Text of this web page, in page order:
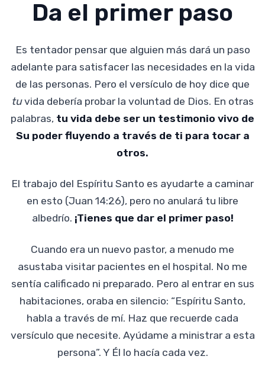
Da el primer paso
Es tentador pensar que alguien más dará un paso
adelante para satisfacer las necesidades en la vida
de las personas. Pero el versículo de hoy dice que
tuvida debería probar la voluntad de Dios. En otras
palabras, tu vida debe ser un testimonio vivo de
Su poder fluyendo a través de ti para tocar a
otros.
El trabajo del Espíritu Santo es ayudarte a caminar
en esto (Juan 14:26), pero no anulará tu libre
albedrío. ¡Tienes que dar el primer paso!
Cuando era un nuevo pastor, a menudo me
asustaba visitar pacientes en el hospital. No me
sentía calificado ni preparado. Pero al entrar en sus
habitaciones, oraba en silencio: “Espíritu Santo,
habla a través de mí. Haz que recuerde cada
versículo que necesite. Ayúdame a ministrar a esta
persona”. Y Él lo hacía cada vez.